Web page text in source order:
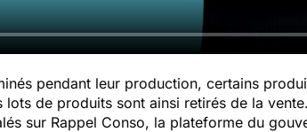
pendant leur production, certains
lots de produits sont ainsi retirés de la
sur Rappel Conso, la plateforme du